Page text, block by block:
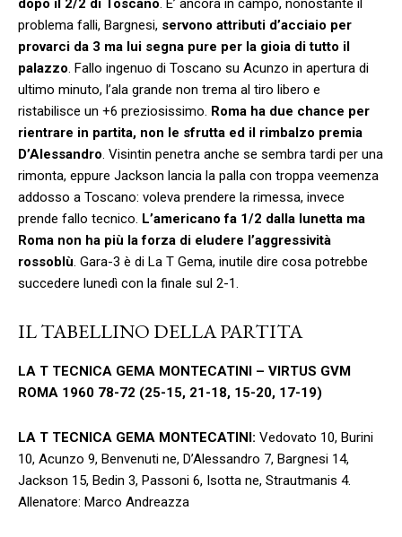
dopo il 2/2 di Toscano. E’ ancora in campo, nonostante il
problema falli, Bargnesi, servono attributi d’acciaio per
provarci da 3 ma lui segna pure per la gioia di tutto il
palazzo. Fallo ingenuo di Toscano su Acunzo in apertura di
ultimo minuto, l’ala grande non trema al tiro libero e
ristabilisce un +6 preziosissimo. Roma ha due chance per
rientrare in partita, non le sfrutta ed il rimbalzo premia
D’Alessandro. Visintin penetra anche se sembra tardi per una
rimonta, eppure Jackson lancia la palla con troppa veemenza
addosso a Toscano: voleva prendere la rimessa, invece
prende fallo tecnico. L’americano fa 1/2 dalla lunetta ma
Roma non ha più la forza di eludere l’aggressività
rossoblù. Gara-3 è di La T Gema, inutile dire cosa potrebbe
succedere lunedì con la finale sul 2-1.
IL TABELLINO DELLA PARTITA
LA T TECNICA GEMA MONTECATINI – VIRTUS GVM
ROMA 1960 78-72 (25-15, 21-18, 15-20, 17-19)
LA T TECNICA GEMA MONTECATINI: Vedovato 10, Burini
10, Acunzo 9, Benvenuti ne, D’Alessandro 7, Bargnesi 14,
Jackson 15, Bedin 3, Passoni 6, Isotta ne, Strautmanis 4.
Allenatore: Marco Andreazza